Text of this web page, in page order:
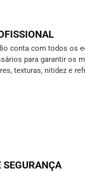
conta com todos os
para garantir os
texturas, nitidez e
SEGURANÇA